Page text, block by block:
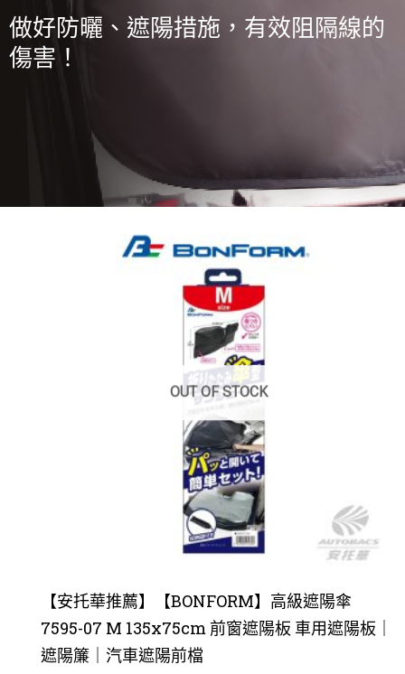
做好防曬、遮陽措施，有效阻隔線的
傷害！
OUT OF STOCK
【安托華推薦】【BONFORM】高級遮陽傘
7595-07 M 135x75cm 前窗遮陽板 車用遮陽板｜
遮陽簾｜汽車遮陽前檔